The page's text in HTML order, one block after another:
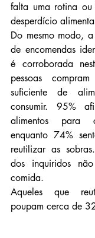
falta uma rotina
desperdício
Do mesmo modo,
de encomendas
é corroborada
pessoas
suficiente de
consumir. 95%
alimentos para
enquanto 74%
reutilizar as
dos inquiridos
comida.
Aqueles que
poupam cerca de